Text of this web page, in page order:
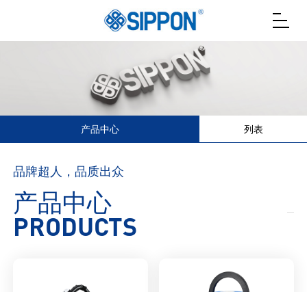
产品中心 列表
品牌超人，品质出众
产品中心
PRODUCTS